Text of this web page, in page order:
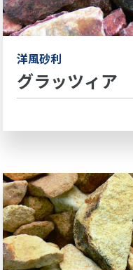
洋風砂利
グラッツィア